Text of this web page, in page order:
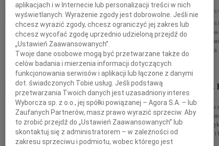
ELŻBIETA FIKUS 05.08.2026 POZNAŃ
Z głębokim smutkiem przyjęliśmy wiadomość o
śmierci naszej Drogiej Koleżanki i Przyjaciółki
Elżbiety Fikus Osoby o niezwykłej wrażliwości,
mądrości życiowej i pogodzie...
05.08.2026
Adw. Mariuszowi
współczucia z
zespołem
Spółka Partnerska
TADEUSZ KOTŁOWSKI 05.08.2026
POZNAŃ
Z ogromnym żalem i bólem w sercu zawiadamiamy,
że w dniu 3 sierpnia 2026 r. odszedł od nas w wieku
80 lat nasz Kochany Mąż, Tata i Dziadek Profesor dr
hab. Tadeusz...
POZNAŃ
Z głębokim żalem
sierpnia 2026 r.
Kotłowski
dziejów Niemiec i
aplikacjach i w Internecie lub personalizacji treści w nich
wyświetlanych. Wyrażenie zgody jest dobrowolne. Jeśli nie
chcesz wyrazić zgody, chcesz ograniczyć jej zakres lub
chcesz wycofać zgodę uprzednio udzieloną przejdź do
„Ustawień Zaawansowanych”.
Twoje dane osobowe mogą być przetwarzane także do
celów badania i mierzenia informacji dotyczących
funkcjonowania serwisów i aplikacji lub łączone z danymi
dot. świadczonych Tobie usług. Jeśli podstawą
przetwarzania Twoich danych jest uzasadniony interes
Wyborcza sp. z o.o., jej spółki powiązanej – Agora S.A. – lub
Zaufanych Partnerów, masz prawo wyrazić sprzeciw. Aby
to zrobić przejdź do „Ustawień Zaawansowanych” lub
skontaktuj się z administratorem – w zależności od
zakresu sprzeciwu i podmiotu, wobec którego jest